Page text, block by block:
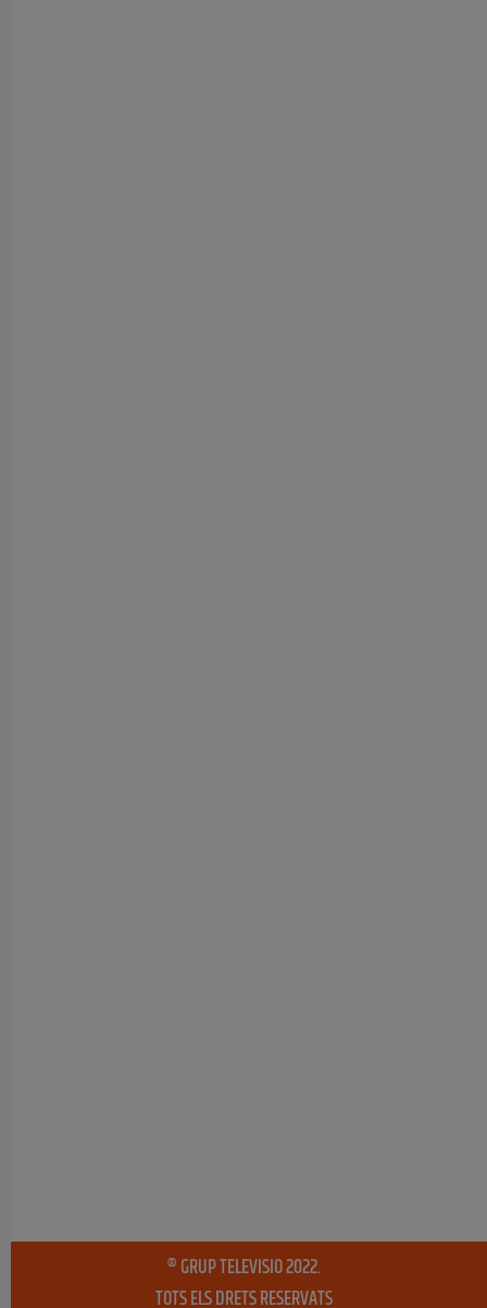
® GRUP TELEVISIO 2022.
TOTS ELS DRETS RESERVATS